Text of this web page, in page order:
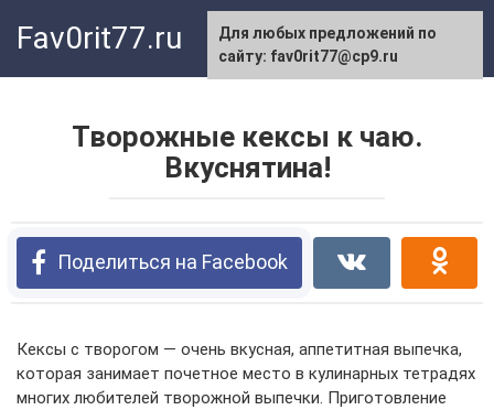
Fav0rit77.ru
Творожные кексы к чаю.
Вкуснятина!
Поделиться на Facebook
Кексы с творогом — очень вкусная, аппетитная выпечка,
которая занимает почетное место в кулинарных тетрадях
многих любителей творожной выпечки. Приготовление
Для любых предложений по
сайту: fav0rit77@cp9.ru